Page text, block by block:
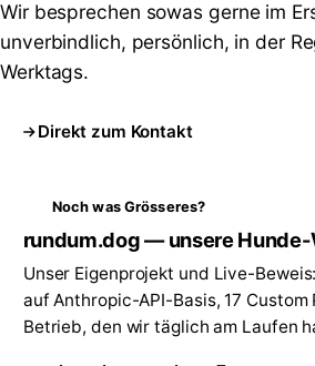
Wir besprechen sowas gerne im
unverbindlich, persönlich, in der
Werktags.
Direkt zum Kontakt
Noch was Grösseres?
rundum.dog — unsere
Unser Eigenprojekt und Live-
auf Anthropic-API-Basis, 17 Custom
Betrieb, den wir täglich am Laufen